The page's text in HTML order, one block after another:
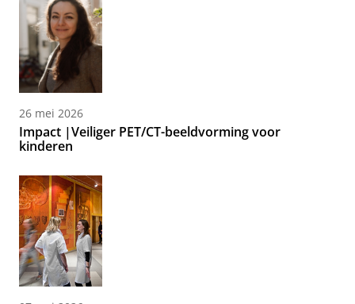
26 mei 2026
Impact |Veiliger PET/CT-beeldvorming voor
kinderen